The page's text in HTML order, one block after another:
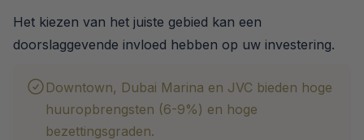
Het kiezen van het juiste gebied kan een
doorslaggevende invloed hebben op uw investering.
Downtown, Dubai Marina en JVC bieden hoge
huuropbrengsten (6-9%) en hoge
bezettingsgraden.